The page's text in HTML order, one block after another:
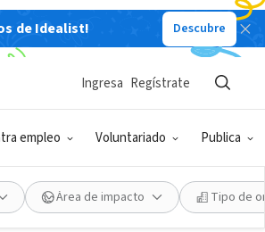
de Idealist! Descubre
empleo Voluntariado Publica
Ingresa Regístrate
Área de impacto Tipo de
FIN DE LUCRO
A Life International
a-life-international/about